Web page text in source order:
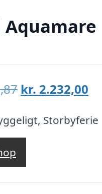
Aquamare
Den
pris
var:
kr. 2.232,00
pris
Storbyferie